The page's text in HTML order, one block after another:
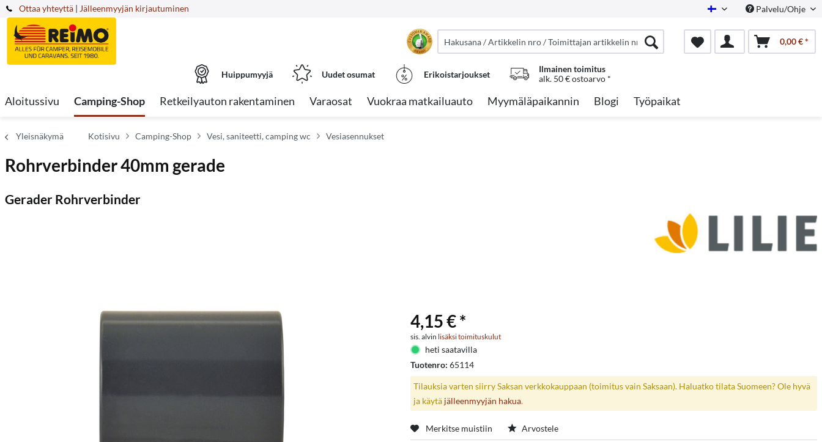
Ottaa yhteyttä Finnish Palvelu/Ohje
| Jälleenmyyjän kirjautuminen
0,00 € *
Huippumyyjä Uudet osumat Erikoistarjoukset
Ilmainen toimitus
alk. 50 € ostoarvo *
Aloitussivu Camping-Shop Retkeilyauton rakentaminen Varaosat Vuokraa matkailuauto Myymäläpaikannin Blogi Työpaikat
Yleisnäkymä Kotisivu Camping-Shop Vesi, saniteetti, camping wc Vesiasennukset
Rohrverbinder 40mm gerade
Gerader Rohrverbinder
4,15 € *
sis. alvin lisäksi toimituskulut
heti saatavilla
Tuotenro: 65114
Tilauksia varten siirry Saksan verkkokauppaan (toimitus vain Saksaan). Haluatko tilata Suomeen? Ole hyvä
ja käytä jälleenmyyjän hakua.
Merkitse muistiin Arvostele